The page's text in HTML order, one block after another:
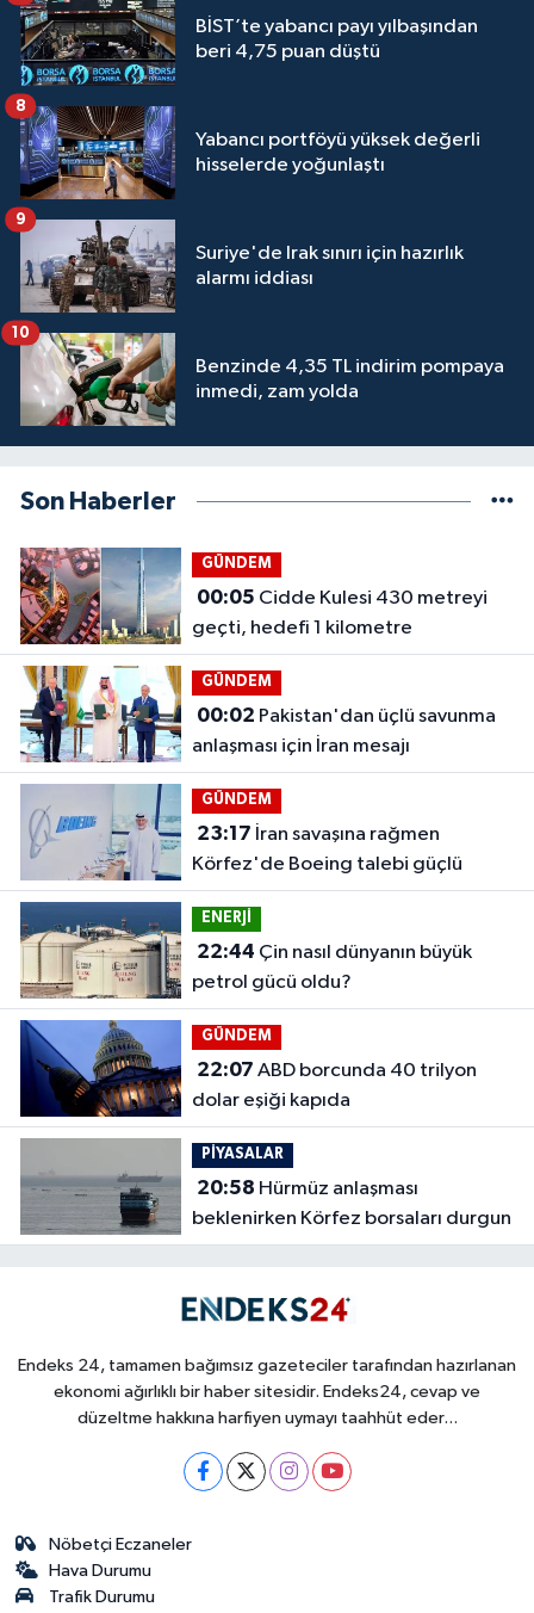
BİST’te yabancı payı yılbaşından
beri 4,75 puan düştü
Yabancı portföyü yüksek değerli
hisselerde yoğunlaştı
8
Suriye'de Irak sınırı için hazırlık
alarmı iddiası
9
Benzinde 4,35 TL indirim pompaya
inmedi, zam yolda
10
Son Haberler
GÜNDEM
00:05
geçti, hedefi 1 kilometre
GÜNDEM
00:02
anlaşması için İran mesajı
GÜNDEM
23:17
Körfez'de Boeing talebi güçlü
ENERJİ
22:44
petrol gücü oldu?
GÜNDEM
22:07
dolar eşiği kapıda
PİYASALAR
20:58
beklenirken Körfez borsaları durgun
Endeks 24, tamamen bağımsız gazeteciler tarafından hazırlanan
ekonomi ağırlıklı bir haber sitesidir. Endeks24, cevap ve
düzeltme hakkına harfiyen uymayı taahhüt eder...
Nöbetçi Eczaneler
Hava Durumu
Trafik Durumu